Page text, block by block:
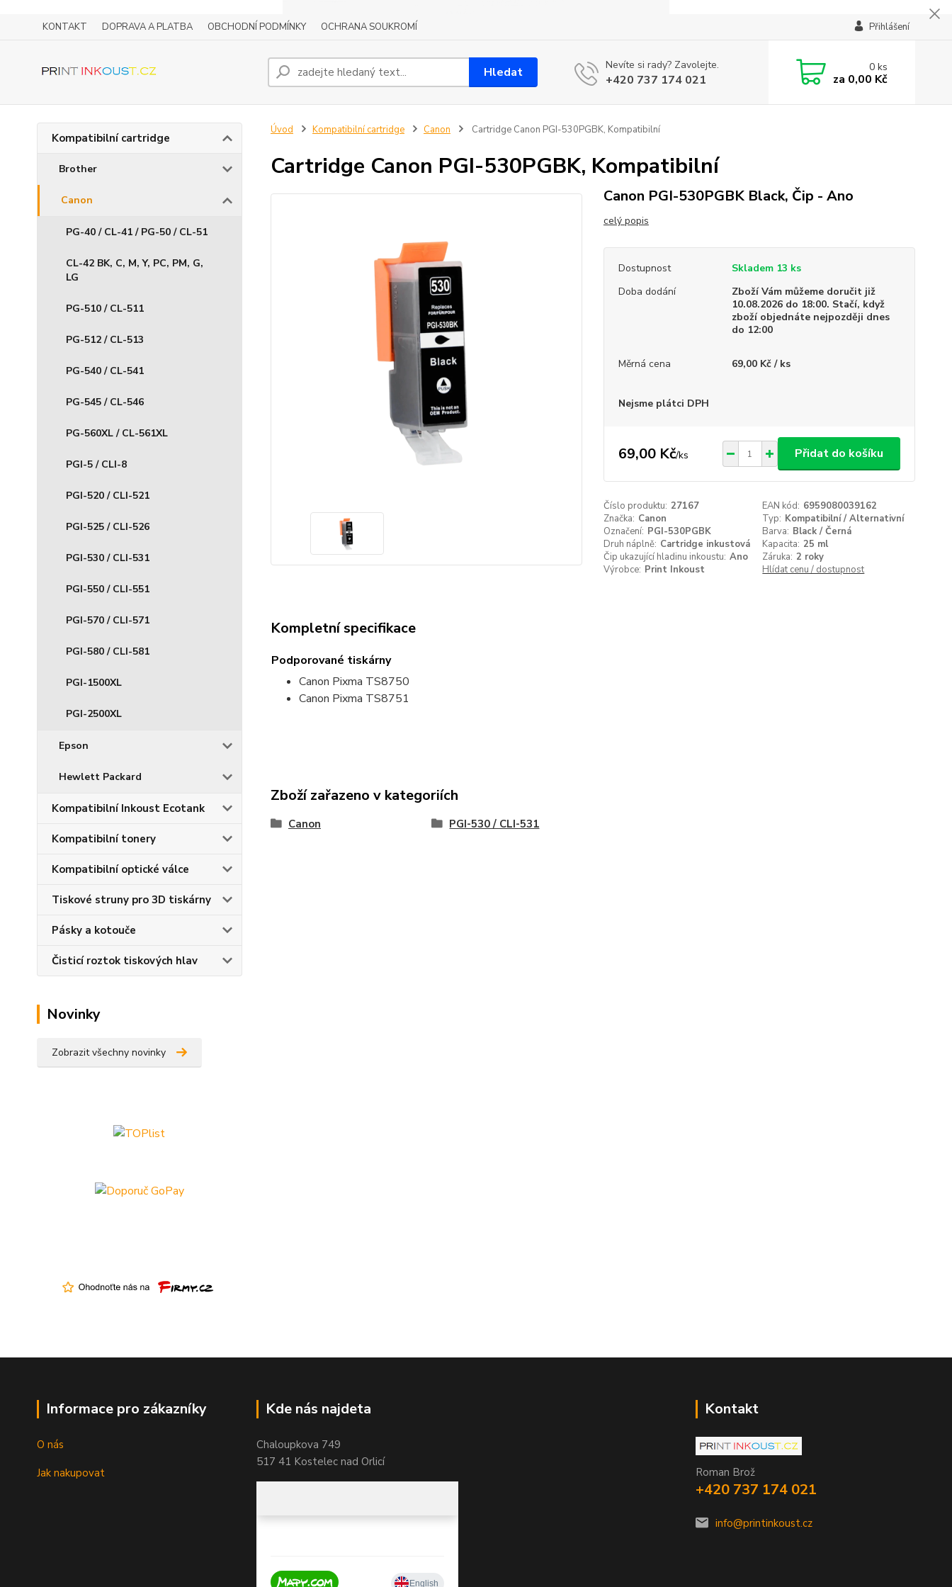
KONTAKT DOPRAVA A PLATBA OBCHODNÍ PODMÍNKY OCHRANA SOUKROMÍ Přihlášení
Hledat Nevíte si rady? Zavolejte.
+420 737 174 021
0ks
za 0,00 Kč
Kompatibilní cartridge
Brother
Canon
PG-40 / CL-41 / PG-50 / CL-51
CL-42 BK, C, M, Y, PC, PM, G,
LG
PG-510 / CL-511
PG-512 / CL-513
PG-540 / CL-541
PG-545 / CL-546
PG-560XL / CL-561XL
PGI-5 / CLI-8
PGI-520 / CLI-521
PGI-525 / CLI-526
PGI-530 / CLI-531
PGI-550 / CLI-551
PGI-570 / CLI-571
PGI-580 / CLI-581
PGI-1500XL
PGI-2500XL
Epson
Hewlett Packard
Kompatibilní Inkoust Ecotank
Kompatibilní tonery
Kompatibilní optické válce
Tiskové struny pro 3D tiskárny
Pásky a kotouče
Čisticí roztok tiskových hlav
Novinky
Zobrazit všechny novinky
Úvod Kompatibilní cartridge Canon Cartridge Canon PGI-530PGBK, Kompatibilní
Cartridge Canon PGI-530PGBK, Kompatibilní
Canon PGI-530PGBK Black, Čip - Ano
celý popis
Dostupnost
Skladem 13 ks
Doba dodání
Zboží Vám můžeme doručit již
10.08.2026 do 18:00. Stačí, když
zboží objednáte nejpozději dnes
do 12:00
Měrná cena 69,00 Kč / ks
Nejsme plátci DPH
69,00 Kč/ks Přidat do košíku
Číslo produktu: 27167 EAN kód: 6959080039162
Značka: Canon Typ: Kompatibilní / Alternativní
Označení: PGI-530PGBK Barva: Black / Černá
Druh náplně: Cartridge inkustová Kapacita: 25 ml
Čip ukazující hladinu inkoustu: Ano Záruka: 2 roky
Výrobce: Print Inkoust Hlídat cenu / dostupnost
Kompletní specifikace
Podporované tiskárny
Canon Pixma TS8750
Canon Pixma TS8751
Zboží zařazeno v kategoriích
Canon PGI-530 / CLI-531
Informace pro zákazníky
O nás
Jak nakupovat
Kde nás najdeta
Chaloupkova 749
517 41 Kostelec nad Orlicí
Kontakt
Roman Brož
+420 737 174 021
info@printinkoust.cz